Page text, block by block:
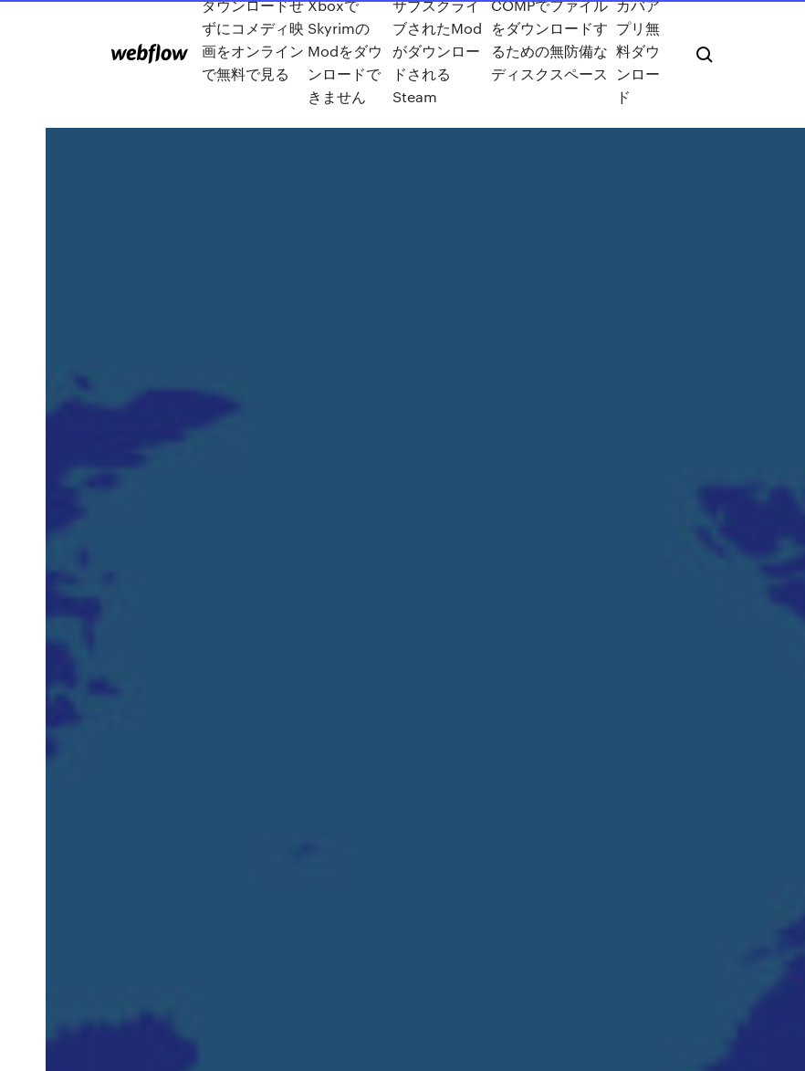
ダウンロードせ
ずにコメディ映
画をオンライン
で無料で見る
Xboxで
Skyrimの
Modをダウ
ンロードで
きません
サブスクライ
ブされたMod
がダウンロー
ドされる
Steam
COMPでファイル
をダウンロードす
るための無防備な
ディスクスペース
カバア
プリ無
料ダウ
ンロー
ド